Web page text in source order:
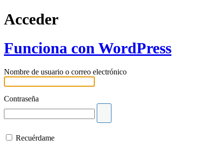
Acceder
Funciona con WordPress
Nombre de usuario o correo electrónico
Contraseña
Recuérdame